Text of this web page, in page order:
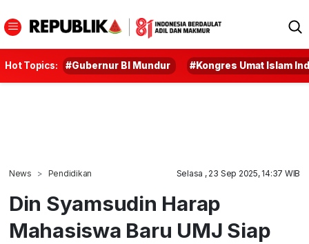
Hot Topics: #Gubernur BI Mundur #Kongres Umat Islam
News Pendidikan Selasa , 23 Sep 2025, 14:37 WIB
Din Syamsudin Harap
Mahasiswa Baru UMJ Siap